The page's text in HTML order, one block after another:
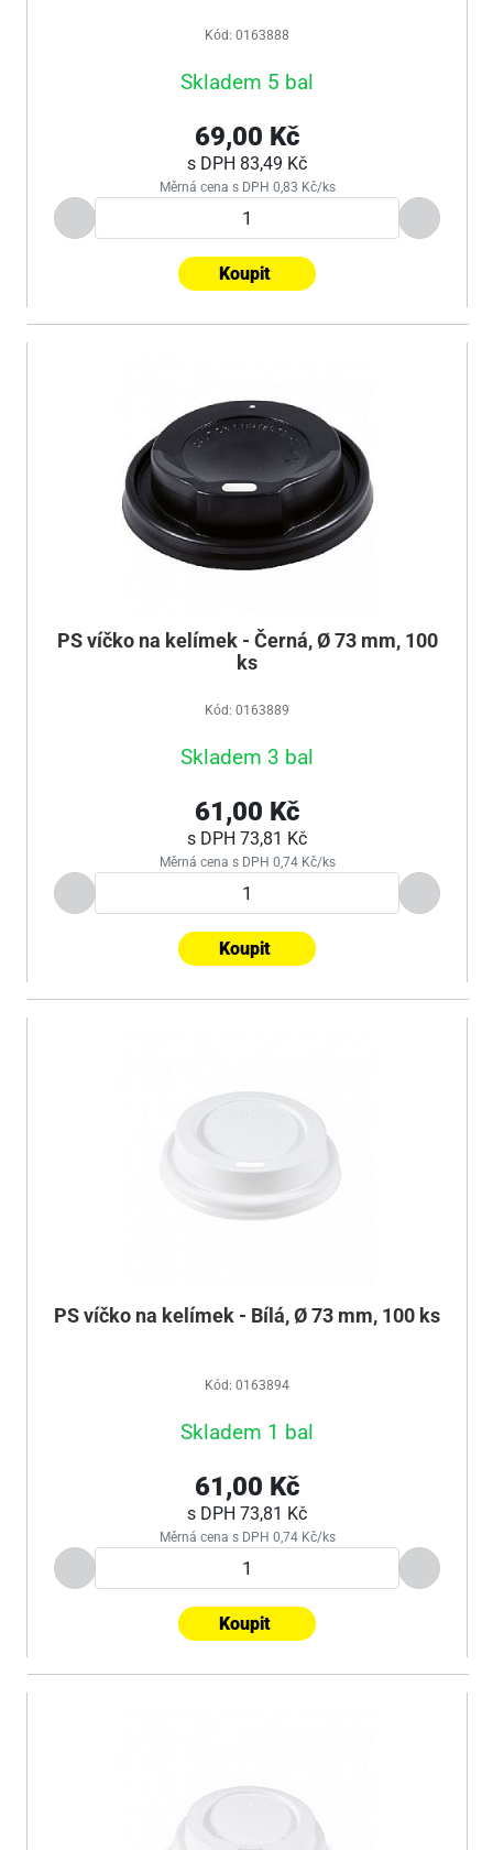
Kód: 0163888
Skladem 5 bal
69,00 Kč
s DPH 83,49 Kč
Měrná cena s DPH 0,83 Kč/ks
Koupit
PS víčko na kelímek - Černá, Ø 73 mm, 100
ks
Kód: 0163889
Skladem 3 bal
61,00 Kč
s DPH 73,81 Kč
Měrná cena s DPH 0,74 Kč/ks
Koupit
PS víčko na kelímek - Bílá, Ø 73 mm, 100 ks
Kód: 0163894
Skladem 1 bal
61,00 Kč
s DPH 73,81 Kč
Měrná cena s DPH 0,74 Kč/ks
Koupit